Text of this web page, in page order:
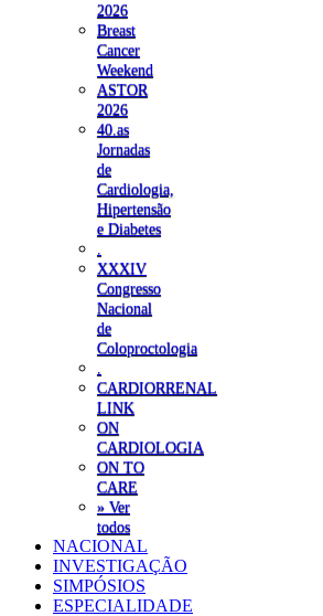
2026
Breast
Cancer
Weekend
ASTOR
2026
40.as
Jornadas
de
Cardiologia,
Hipertensão
e Diabetes
XXXIV
Congresso
Nacional
de
Coloproctologia
CARDIORRENAL
LINK
ON
CARDIOLOGIA
ON TO
CARE
» Ver
todos
NACIONAL
INVESTIGAÇÃO
SIMPÓSIOS
ESPECIALIDADE